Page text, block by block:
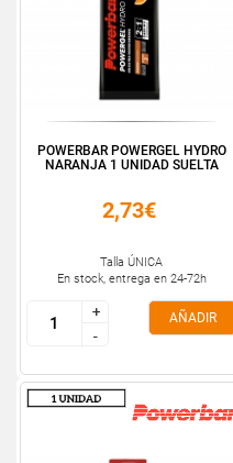
POWERBAR POWERGEL HYDRO
NARANJA 1 UNIDAD SUELTA
2,73€
Talla ÚNICA
En stock, entrega en 24-72h
+
-
+
-
AÑADIR